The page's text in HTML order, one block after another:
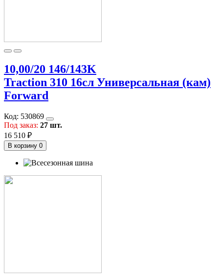
10,00/20 146/143K
Traction 310 16сл Универсальная (кам)
Forward
Код: 530869
Под заказ: 27 шт.
16 510 ₽
В корзину 0